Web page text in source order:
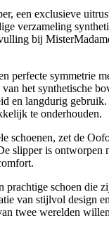
een exclusieve
verzameling
bij
perfecte symmetrie
het synthetische
en langdurig
te onderhouden.
schoenen, zet de
slipper is
schoen die
van stijlvol design
twee werelden